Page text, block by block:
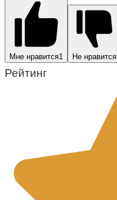
Мне нравится1 Не нравится
Рейтинг